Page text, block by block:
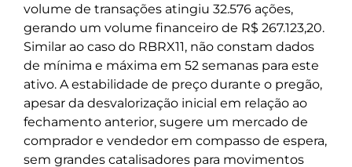
volume de transações atingiu 32.576 ações,
gerando um volume financeiro de R$ 267.123,20.
Similar ao caso do RBRX11, não constam dados
de mínima e máxima em 52 semanas para este
ativo. A estabilidade de preço durante o pregão,
apesar da desvalorização inicial em relação ao
fechamento anterior, sugere um mercado de
comprador e vendedor em compasso de espera,
sem grandes catalisadores para movimentos